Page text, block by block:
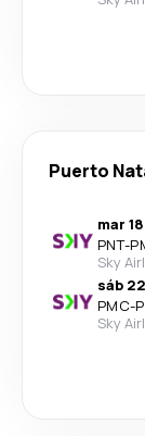
Puerto
mar
PNT-
Sky
sáb
PMC-
Sky